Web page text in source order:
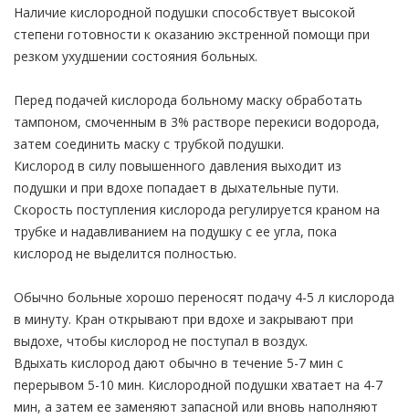
Наличие кислородной подушки способствует высокой
степени готовности к оказанию экстренной помощи при
резком ухудшении состояния больных.
Перед подачей кислорода больному маску обработать
тампоном, смоченным в 3% растворе перекиси водорода,
затем соединить маску с трубкой подушки.
Кислород в силу повышенного давления выходит из
подушки и при вдохе попадает в дыхательные пути.
Скорость поступления кислорода регулируется краном на
трубке и надавливанием на подушку с ее угла, пока
кислород не выделится полностью.
Обычно больные хорошо переносят подачу 4-5 л кислорода
в минуту. Кран открывают при вдохе и закрывают при
выдохе, чтобы кислород не поступал в воздух.
Вдыхать кислород дают обычно в течение 5-7 мин с
перерывом 5-10 мин. Кислородной подушки хватает на 4-7
мин, а затем ее заменяют запасной или вновь наполняют